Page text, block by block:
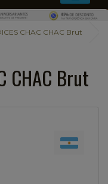
CHAC CHAC Brut
CHAC Brut